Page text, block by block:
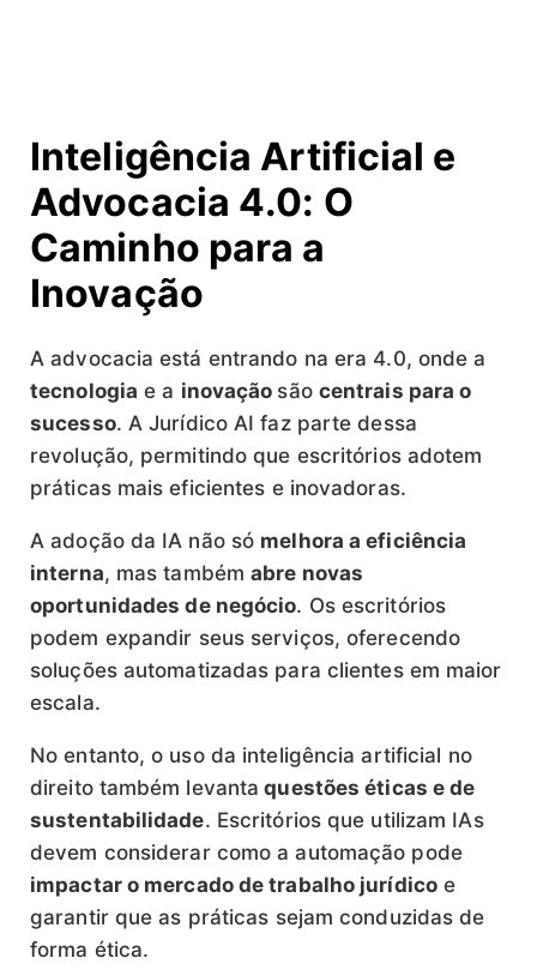
Inteligência Artificial e
Advocacia 4.0: O
Caminho para a
Inovação
A advocacia está entrando na era 4.0, onde a
tecnologia e a inovação são centrais para o
sucesso. A Jurídico AI faz parte dessa
revolução, permitindo que escritórios adotem
práticas mais eficientes e inovadoras.
A adoção da IA não só melhora a eficiência
interna, mas tambémabre novas
oportunidades de negócio. Os escritórios
podem expandir seus serviços, oferecendo
soluções automatizadas para clientes em maior
escala.
No entanto, o uso da inteligência artificial no
direito também levanta questões éticas e de
sustentabilidade. Escritórios que utilizam IAs
devem considerar como a automação pode
impactar o mercado de trabalho jurídicoe
garantir que as práticas sejam conduzidas de
forma ética.